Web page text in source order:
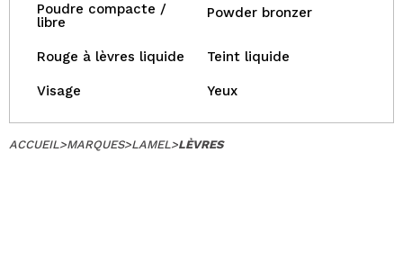
Poudre compacte /
libre
Powder bronzer
Rouge à lèvres liquide Teint liquide
Visage Yeux
ACCUEIL>MARQUES>LAMEL>LÈVRES